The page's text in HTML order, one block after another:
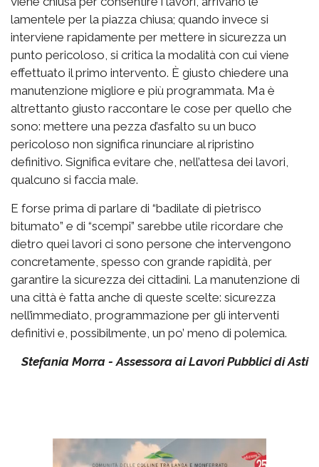
lamentele per la piazza chiusa; quando invece si
interviene rapidamente per mettere in sicurezza un
punto pericoloso, si critica la modalità con cui viene
effettuato il primo intervento. È giusto chiedere una
manutenzione migliore e più programmata. Ma è
altrettanto giusto raccontare le cose per quello che
sono: mettere una pezza d’asfalto su un buco
pericoloso non significa rinunciare al ripristino
definitivo. Significa evitare che, nell’attesa dei lavori,
qualcuno si faccia male.
E forse prima di parlare di “badilate di pietrisco
bitumato” e di “scempi” sarebbe utile ricordare che
dietro quei lavori ci sono persone che intervengono
concretamente, spesso con grande rapidità, per
garantire la sicurezza dei cittadini. La manutenzione di
una città è fatta anche di queste scelte: sicurezza
nell’immediato, programmazione per gli interventi
definitivi e, possibilmente, un po’ meno di polemica.
Stefania Morra - Assessora ai Lavori Pubblici di Asti